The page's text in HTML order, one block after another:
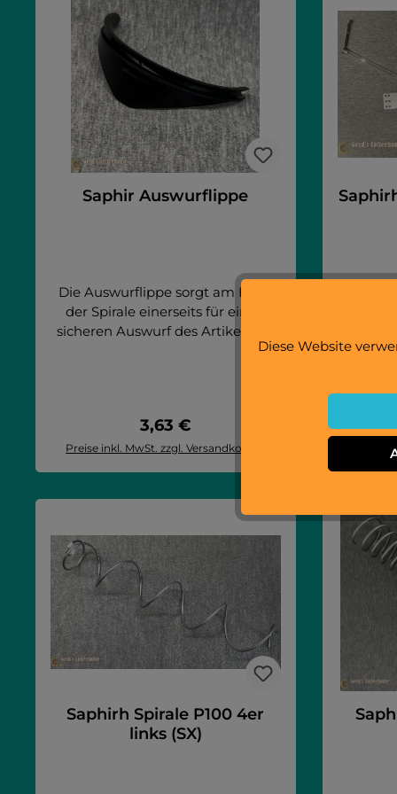
Saphir Auswurflippe
Die Auswurflippe sorgt am Ende
der Spirale einerseits für einen
sicheren Auswurf des Artikels, als
Regulärer Preis:
3,63 €
Preise inkl. MwSt. zzgl. Versandkosten
In den Warenkorb
Auf-/
Bügel
mit
Preise
Saphirh Spirale P100 4er
links (SX)
Diese Website